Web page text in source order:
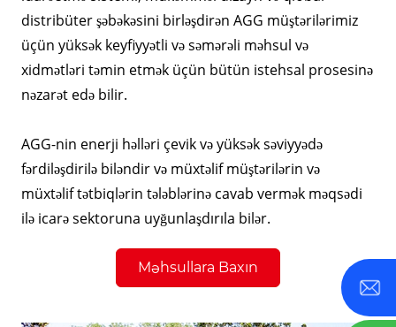
distribüter şəbəkəsini birləşdirən AGG müştərilərimiz
üçün yüksək keyfiyyətli və səmərəli məhsul və
xidmətləri təmin etmək üçün bütün istehsal prosesinə
nəzarət edə bilir.
AGG-nin enerji həlləri çevik və yüksək səviyyədə
fərdiləşdirilə biləndir və müxtəlif müştərilərin və
müxtəlif tətbiqlərin tələblərinə cavab vermək məqsədi
ilə icarə sektoruna uyğunlaşdırıla bilər.
Məhsullara Baxın